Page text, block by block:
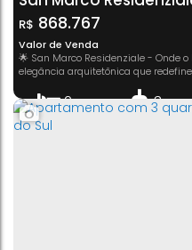
R$ 868.767
Valor de Venda
2
Dormitório(s)
3
🌟 San Marco Residenziale - Onde o Luxo
elegância arquitetônica que
apartamentos por andar,
- 2 elevadores modernos. - Lajes
ambiente sereno e...